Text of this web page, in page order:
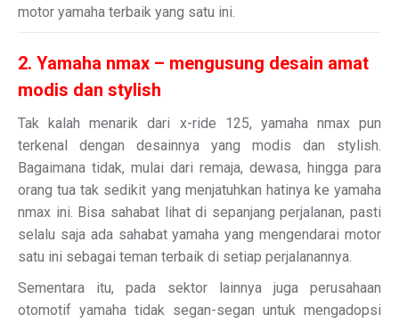
motor yamaha terbaik yang satu ini.
2. Yamaha nmax – mengusung desain amat
modis dan stylish
Tak kalah menarik dari x-ride 125, yamaha nmax pun
terkenal dengan desainnya yang modis dan stylish.
Bagaimana tidak, mulai dari remaja, dewasa, hingga para
orang tua tak sedikit yang menjatuhkan hatinya ke yamaha
nmax ini. Bisa sahabat lihat di sepanjang perjalanan, pasti
selalu saja ada sahabat yamaha yang mengendarai motor
satu ini sebagai teman terbaik di setiap perjalanannya.
Sementara itu, pada sektor lainnya juga perusahaan
otomotif yamaha tidak segan-segan untuk mengadopsi